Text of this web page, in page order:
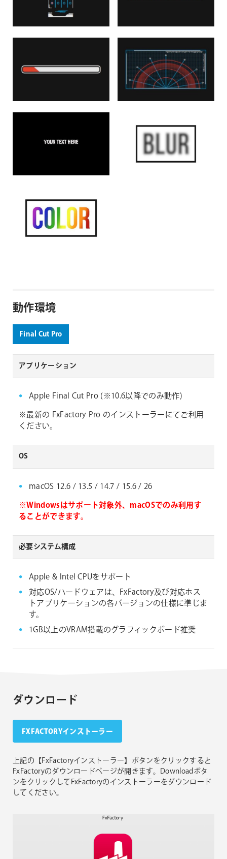
動作環境
Final Cut Pro
アプリケーション
Apple Final Cut Pro (※10.6以降でのみ動作)
※最新の FxFactory Pro のインストーラーにてご利用
ください。
OS
macOS 12.6 / 13.5 / 14.7 / 15.6 / 26
※Windowsはサポート対象外、macOSでのみ利用す
ることができます。
必要システム構成
Apple & Intel CPUをサポート
対応OS/ハードウェアは、FxFactory及び対応ホス
トアプリケーションの各バージョンの仕様に準じま
す。
1GB以上のVRAM搭載のグラフィックボード推奨
ダウンロード
FXFACTORYインストーラー
上記の【FxFactoryインストーラー】ボタンをクリックすると
FxFactoryのダウンロードページが開きます。Downloadボタ
ンをクリックしてFxFactoryのインストーラーをダウンロード
してください。